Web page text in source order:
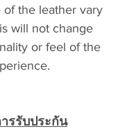
of the leather vary
will not change
or feel of the
ารรับประกัน